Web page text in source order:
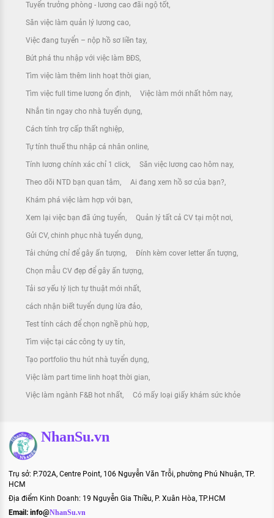
Tuyển trưởng phòng - lương cao đãi ngộ tốt
Săn việc làm quản lý lương cao
Việc đang tuyển – nộp hồ sơ liền tay
Bứt phá thu nhập với việc làm BĐS
Tìm việc làm thêm linh hoạt thời gian
Tìm việc full time lương ổn định Việc làm mới nhất hôm nay
Nhắn tin ngay cho nhà tuyển dụng
Cách tính trợ cấp thất nghiệp
Tự tính thuế thu nhập cá nhân online
Tính lương chính xác chỉ 1 click Săn việc lương cao hôm nay
Theo dõi NTD bạn quan tâm Ai đang xem hồ sơ của bạn?
Khám phá việc làm hợp với bạn
Xem lại việc bạn đã ứng tuyển Quản lý tất cả CV tại một nơi
Gửi CV, chinh phục nhà tuyển dụng
Tải chứng chỉ để gây ấn tượng Đính kèm cover letter ấn tượng
Chọn mẫu CV đẹp để gây ấn tượng
Tải sơ yếu lý lịch tự thuật mới nhất
cách nhận biết tuyển dụng lừa đảo
Test tính cách để chọn nghề phù hợp
Tìm việc tại các công ty uy tín
Tạo portfolio thu hút nhà tuyển dụng
Việc làm part time linh hoạt thời gian
Việc làm ngành F&B hot nhất Có mấy loại giấy khám sức khỏe
NhanSu.vn
Trụ sở: P.702A, Centre Point, 106 Nguyễn Văn Trỗi, phường Phú Nhuận, TP.
HCM
Địa điểm Kinh Doanh: 19 Nguyễn Gia Thiều, P. Xuân Hòa, TP.HCM
Email: info@NhanSu.vn